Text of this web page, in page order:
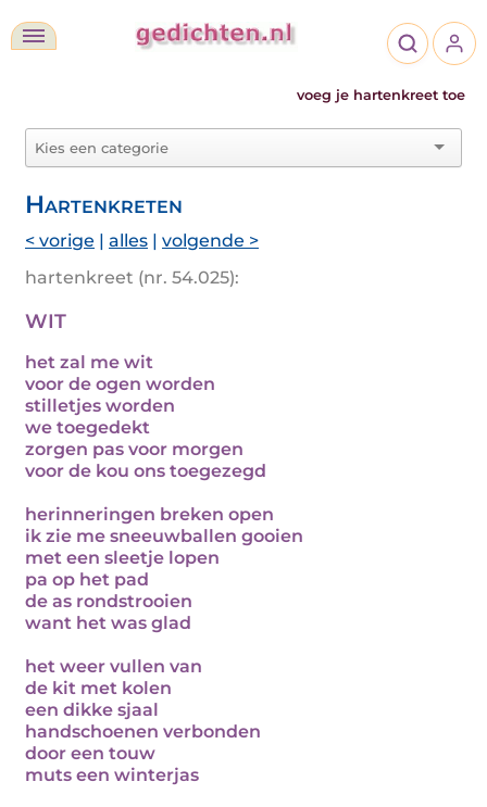
voeg je hartenkreet toe
Hartenkreten
< vorige | alles | volgende >
hartenkreet (nr. 54.025):
WIT
het zal me wit
voor de ogen worden
stilletjes worden
we toegedekt
zorgen pas voor morgen
voor de kou ons toegezegd
herinneringen breken open
ik zie me sneeuwballen gooien
met een sleetje lopen
pa op het pad
de as rondstrooien
want het was glad
het weer vullen van
de kit met kolen
een dikke sjaal
handschoenen verbonden
door een touw
muts een winterjas